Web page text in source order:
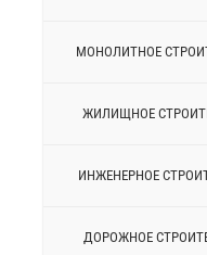
МОНОЛИТНОЕ
ЖИЛИЩНОЕ
ИНЖЕНЕРНОЕ
ДОРОЖНОЕ